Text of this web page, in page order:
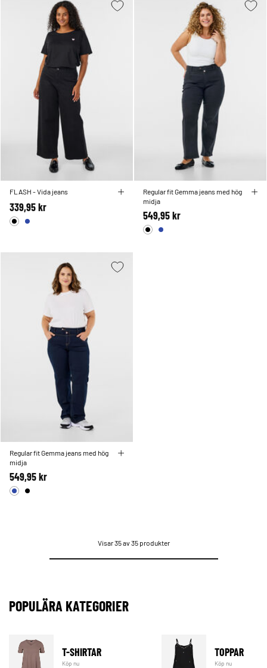
FLASH - Vida jeans
339,95 kr
Regular fit Gemma jeans med hög
midja
549,95 kr
Regular fit Gemma jeans med hög
midja
549,95 kr
Visar 35 av 35 produkter
POPULÄRA KATEGORIER
T-SHIRTAR
Köp nu
TOPPAR
Köp nu